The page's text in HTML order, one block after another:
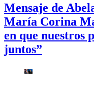
Mensaje de
María Corina
en que nuestros
juntos”